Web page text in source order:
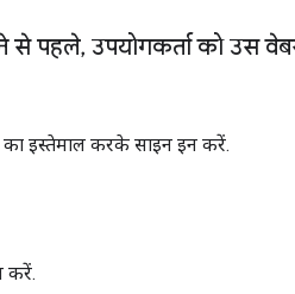
से पहले, उपयोगकर्ता को उस
इस्तेमाल करके साइन इन करें.
करें.